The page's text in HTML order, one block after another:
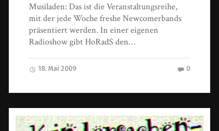
Musiladen: Das ist die Veranstaltungsreihe,
mit der jede Woche freshe Newcomerbands
präsentiert werden. In einer eigenen
Radioshow gibt HoRadS den…
18. Mai 2009 0